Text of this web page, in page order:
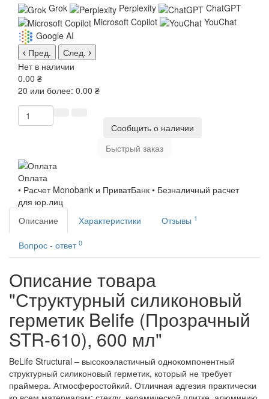
Grok Perplexity
ChatGPT
Microsoft Copilot
YouChat
Google AI
Пред.
След.
Нет в наличии
0.00 ₴
20 или более: 0.00 ₴
Сообщить о наличии
Быстрый заказ
Оплата
• Расчет Monobank и ПриватБанк • Безналичный расчет
для юр.лиц
Описание
Характеристики Отзывы 1
Вопрос - ответ 0
Описание товара
"Структурный силиконовый
герметик Belife (Прозрачный
STR-610), 600 мл"
BeLife Structural – высокоэластичный однокомпонентный
структурный силиконовый герметик, который не требует
праймера. Атмосферостойкий. Отличная адгезия практически